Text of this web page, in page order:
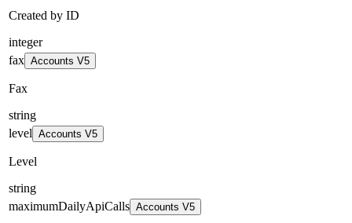
Created by ID
integer
fax Accounts V5
Fax
string
level Accounts V5
Level
string
maximumDailyApiCalls Accounts V5